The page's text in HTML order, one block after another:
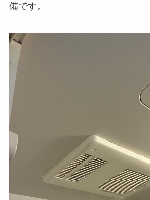
備です。